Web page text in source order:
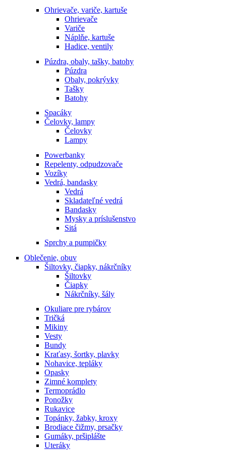
Ohrievače, variče, kartuše
Ohrievače
Variče
Náplňe, kartuše
Hadice, ventily
Púzdra, obaly, tašky, batohy
Púzdra
Obaly, pokrývky
Tašky
Batohy
Spacáky
Čelovky, lampy
Čelovky
Lampy
Powerbanky
Repelenty, odpudzovače
Vozíky
Vedrá, bandasky
Vedrá
Skladateľné vedrá
Bandasky
Mysky a príslušenstvo
Sitá
Sprchy a pumpičky
Oblečenie, obuv
Šiltovky, čiapky, nákrčníky
Šiltovky
Čiapky
Nákrčníky, šály
Okuliare pre rybárov
Tričká
Mikiny
Vesty
Bundy
Kraťasy, šortky, plavky
Nohavice, tepláky
Opasky
Zimné komplety
Termoprádlo
Ponožky
Rukavice
Topánky, žabky, kroxy
Brodiace čižmy, prsačky
Gumáky, pršiplášte
Uteráky